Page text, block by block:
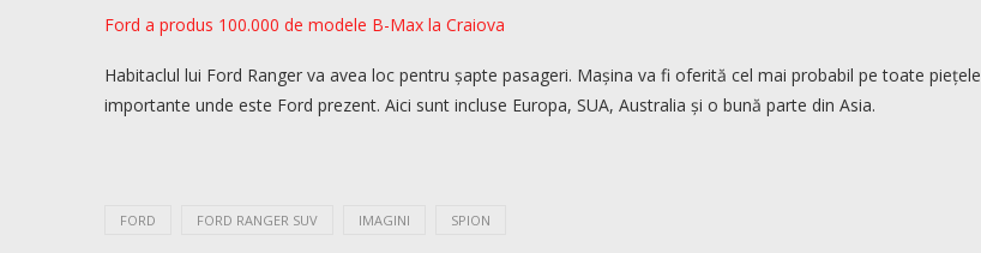
Ford a produs 100.000 de modele B-Max la Craiova
Habitaclul lui Ford Ranger va avea loc pentru șapte pasageri. Mașina va fi oferită cel mai probabil pe toate piețele
importante unde este Ford prezent. Aici sunt incluse Europa, SUA, Australia și o bună parte din Asia.
FORD FORD RANGER SUV IMAGINI SPION